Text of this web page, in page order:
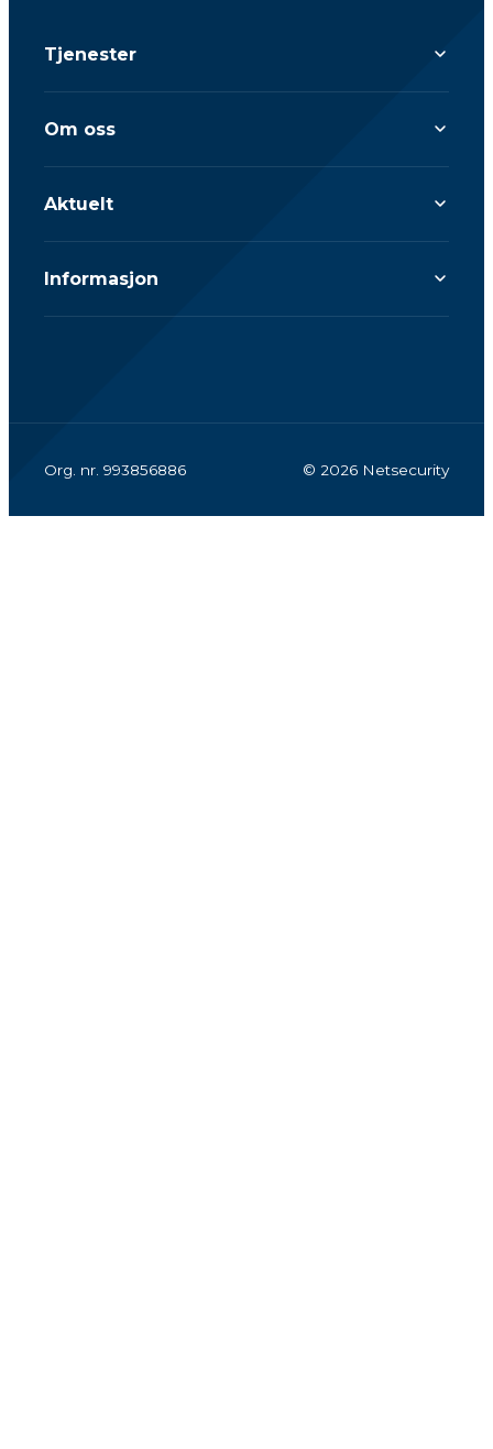
Tjenester
Om oss
Aktuelt
Informasjon
Org. nr. 993856886 © 2026 Netsecurity